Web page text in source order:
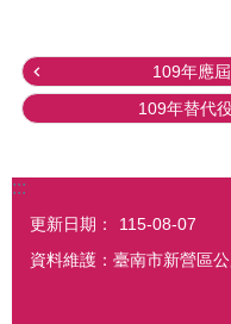
109年應
109年替代
:::
更新日期：
115-08-07
資料維護：臺南市新營區